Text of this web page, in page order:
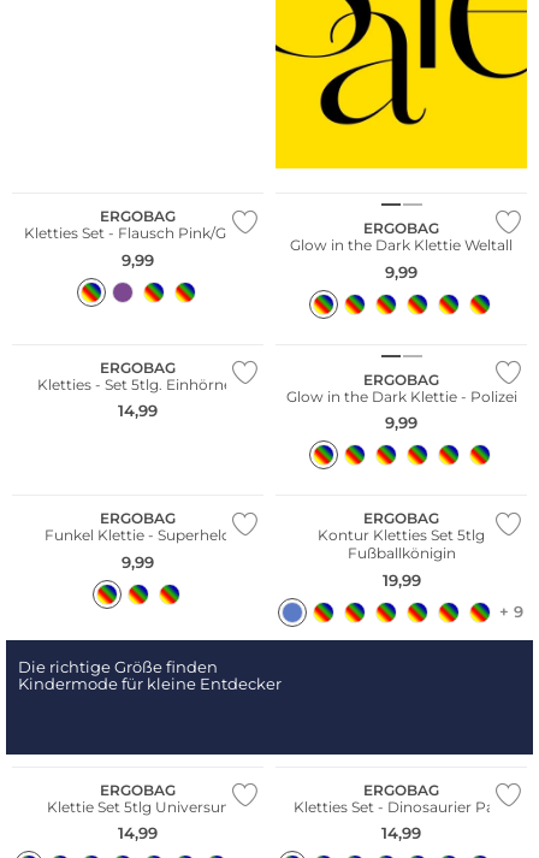
ERGOBAG
Kletties Set - Flausch Pink/Grün
9,99
Nachhaltig
ERGOBAG
Glow in the Dark Klettie Weltall
9,99
ERGOBAG
Kletties - Set 5tlg. Einhörner
14,99
Nachhaltig
ERGOBAG
Glow in the Dark Klettie - Polizei
9,99
ERGOBAG
Funkel Klettie - Superheld
9,99
Nachhaltig
ERGOBAG
Kontur Kletties Set 5tlg
Fußballkönigin
19,99
+ 9
Die richtige Größe finden
Kindermode für kleine Entdecker
ERGOBAG
Klettie Set 5tlg Universun
14,99
ERGOBAG
Kletties Set - Dinosaurier Park
14,99